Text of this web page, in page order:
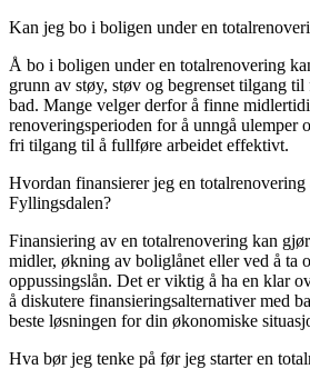
Kan jeg bo i boligen under en
Å bo i boligen under en totalrenovering
grunn av støy, støv og begrenset tilgang
bad. Mange velger derfor å finne
renoveringsperioden for å unngå ulemper
fri tilgang til å fullføre arbeidet effektivt.
Hvordan finansierer jeg en
Fyllingsdalen?
Finansiering av en totalrenovering kan
midler, økning av boliglånet eller ved å ta
oppussingslån. Det er viktig å ha en klar
å diskutere finansieringsalternativer med
beste løsningen for din økonomiske
Hva bør jeg tenke på før jeg starter en